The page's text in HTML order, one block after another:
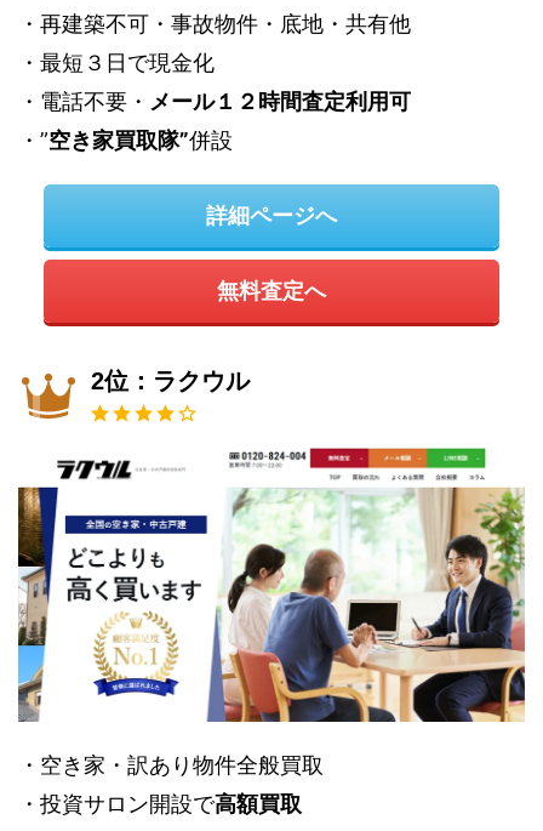
・再建築不可・事故物件・底地・共有他
・最短３日で現金化
・電話不要・ メール１２時間査定利用可
・”空き家買取隊”併設
詳細ページへ
無料査定へ
2位：ラクウル
・空き家・訳あり物件全般買取
・投資サロン開設で高額買取